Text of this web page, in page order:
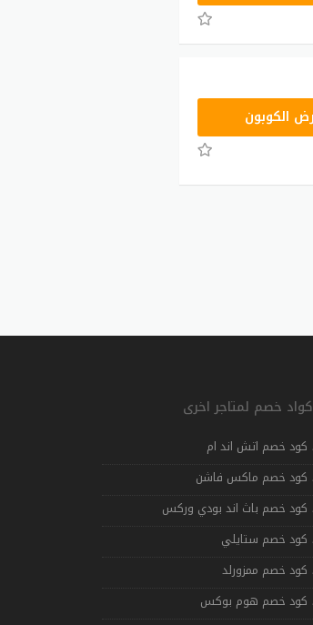
الكوبون
خصم لمتاجر اخرى
كود خصم اتش اند ام
كود خصم ماكس فاشن
كود خصم باث اند بودي وركس
كود خصم ستايلي
كود خصم ممزورلد
كود خصم هوم بوكس